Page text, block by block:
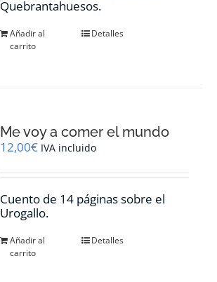
Quebrantahuesos.
Añadir al
carrito
Detalles
Me voy a comer el mundo
12,00€ IVA incluido
Cuento de 14 páginas sobre el
Urogallo.
Añadir al
carrito
Detalles